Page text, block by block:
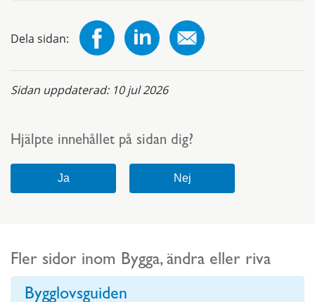
Dela sidan:
Sidan uppdaterad: 10 jul 2026
Hjälpte innehållet på sidan dig?
Fler sidor inom Bygga, ändra eller riva
Bygglovsguiden